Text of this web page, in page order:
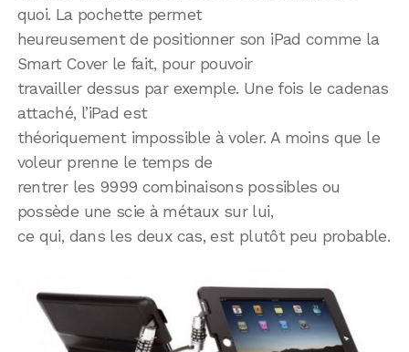
quoi. La pochette permet
heureusement de positionner son iPad comme la
Smart Cover le fait, pour pouvoir
travailler dessus par exemple. Une fois le cadenas
attaché, l’iPad est
théoriquement impossible à voler. A moins que le
voleur prenne le temps de
rentrer les 9999 combinaisons possibles ou
possède une scie à métaux sur lui,
ce qui, dans les deux cas, est plutôt peu probable.